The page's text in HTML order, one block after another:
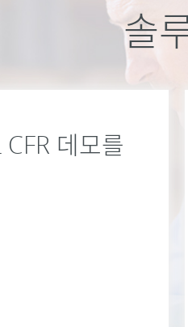
솔
데모를